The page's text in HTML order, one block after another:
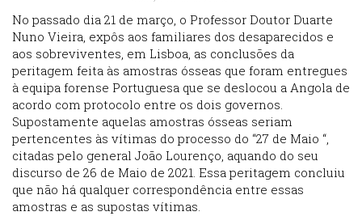
No passado dia 21 de março, o Professor Doutor Duarte
Nuno Vieira, expôs aos familiares dos desaparecidos e
aos sobreviventes, em Lisboa, as conclusões da
peritagem feita às amostras ósseas que foram entregues
à equipa forense Portuguesa que se deslocou a Angola de
acordo com protocolo entre os dois governos.
Supostamente aquelas amostras ósseas seriam
pertencentes às vítimas do processo do “27 de Maio “,
citadas pelo general João Lourenço, aquando do seu
discurso de 26 de Maio de 2021. Essa peritagem concluiu
que não há qualquer correspondência entre essas
amostras e as supostas vítimas.